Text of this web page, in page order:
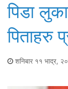
पिडा
पिताहरु
शनिबार ११ भाद्र,